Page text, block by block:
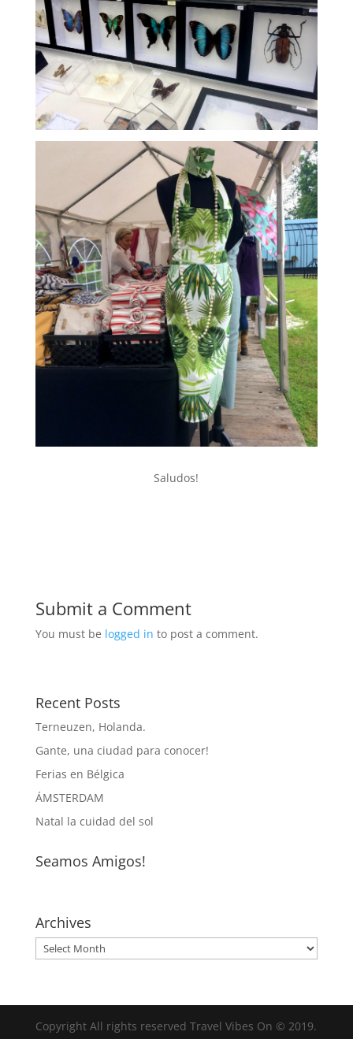
Saludos!
Submit a Comment
You must be logged in to post a comment.
Recent Posts
Terneuzen, Holanda.
Gante, una ciudad para conocer!
Ferias en Bélgica
ÁMSTERDAM
Natal la cuidad del sol
Seamos Amigos!
Archives
Archives
Copyright All rights reserved Travel Vibes On © 2019.